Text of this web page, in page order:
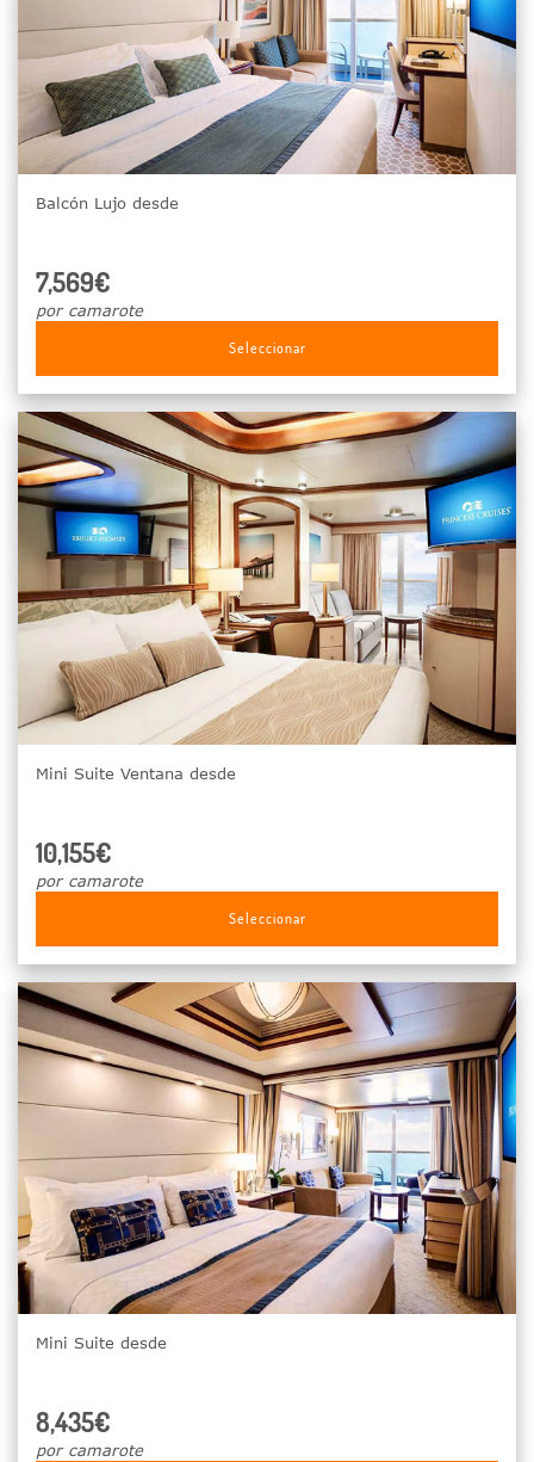
Balcón Lujo desde
7,569€
por camarote
Seleccionar
Mini Suite Ventana desde
10,155€
por camarote
Seleccionar
Mini Suite desde
8,435€
por camarote